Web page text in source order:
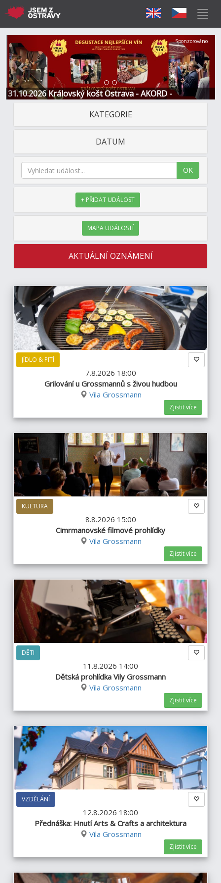
31.10.2026 Královský košt Ostrava - AKORD -
Restaurace a Hotel
Předchozí Další
Sponzorováno
KATEGORIE
DATUM
OK
+ PŘIDAT UDÁLOST
MAPA UDÁLOSTÍ
AKTUÁLNÍ OZNÁMENÍ
JÍDLO & PITÍ
7.8.2026 18:00
Grilování u Grossmannů s živou hudbou
Vila Grossmann
Zjistit více
KULTURA
8.8.2026 15:00
Cimrmanovské filmové prohlídky
Vila Grossmann
Zjistit více
DĚTI
11.8.2026 14:00
Dětská prohlídka Vily Grossmann
Vila Grossmann
Zjistit více
VZDĚLÁNÍ
12.8.2026 18:00
Přednáška: Hnutí Arts & Crafts a architektura
Vila Grossmann
Zjistit více